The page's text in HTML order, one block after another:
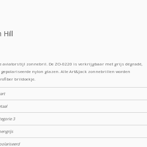
Hill
aviatorstijl zonnebril. De ZO-0220 is verkrijgbaar met grijs dégradé,
nylon glazen. Alle Art&Jack zonnebrillen worden
brildoekje.
3